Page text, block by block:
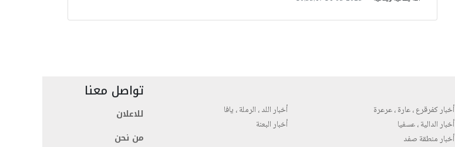
أخبار كفرقرع ، عارة ، عرعرة
أخبار الدالية ، عسفيا
أخبار منطقة صفد
أخبار اللد ، الرملة ، يافا
أخبار البعنة
تواصل معنا
للاعلان
من نحن